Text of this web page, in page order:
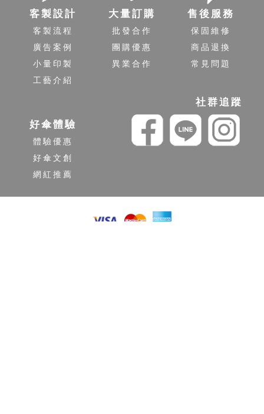
客製設計
客製流程
廣告案例
小量印製
工藝介紹
大量訂購
批發合作
團購優惠
異業合作
售後服務
保固維修
商品退換
常見問題
好傘體驗
體驗優惠
好傘文創
網紅推薦
社群追蹤